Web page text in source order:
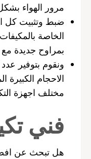
مرور الهواء
ضبط وتثبيت كل
الخاصة
بمراوح جديدة
ونقوم بتوفير
الاحجام الكبيرة
مختلف اجهزة
فني
هل تبحث عن